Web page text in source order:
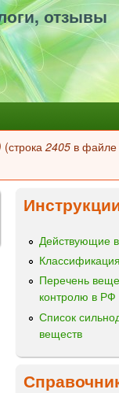
отзывы
(строка 2405 в файле
Действующие
Перечень
контролю в РФ
Список
веществ